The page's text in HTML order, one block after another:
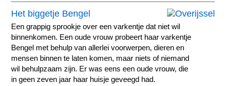
Het biggetje Bengel
Een grappig sprookje over een varkentje dat niet wil
binnenkomen. Een oude vrouw probeert haar varkentje
Bengel met behulp van allerlei voorwerpen, dieren en
mensen binnen te laten komen, maar niets of niemand
wil behulpzaam zijn. Er was eens een oude vrouw, die
in geen zeven jaar haar huisje geveegd had.